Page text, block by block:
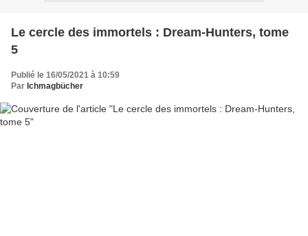
Le cercle des immortels : Dream-Hunters, tome
5
Publié le 16/05/2021 à 10:59
Par Ichmagbücher